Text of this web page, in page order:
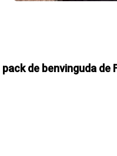
pack de benvinguda